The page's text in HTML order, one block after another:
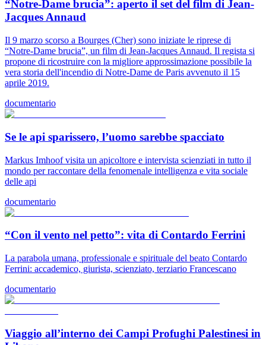
“Notre-Dame brucia”: aperto il set del film di Jean-
Jacques Annaud
Il 9 marzo scorso a Bourges (Cher) sono iniziate le riprese di
“Notre-Dame brucia”, un film di Jean-Jacques Annaud. Il regista si
propone di ricostruire con la migliore approssimazione possibile la
vera storia dell'incendio di Notre-Dame de Paris avvenuto il 15
aprile 2019.
documentario
Se le api sparissero, l’uomo sarebbe spacciato
Markus Imhoof visita un apicoltore e intervista scienziati in tutto il
mondo per raccontare della fenomenale intelligenza e vita sociale
delle api
documentario
“Con il vento nel petto”: vita di Contardo Ferrini
La parabola umana, professionale e spirituale del beato Contardo
Ferrini: accademico, giurista, scienziato, terziario Francescano
documentario
Viaggio all’interno dei Campi Profughi Palestinesi in